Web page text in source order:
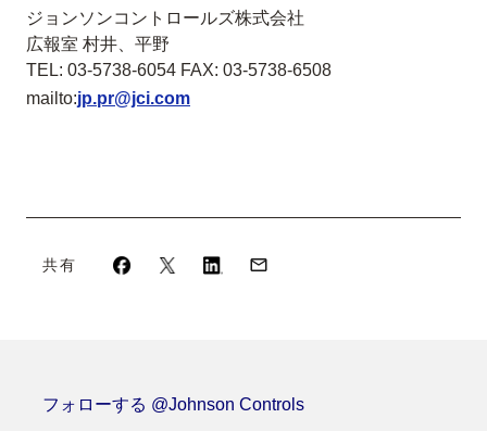
ジョンソンコントロールズ株式会社
広報室 村井、平野
TEL: 03-5738-6054 FAX: 03-5738-6508
mailto:jp.pr@jci.com
共有
フォローする @Johnson Controls